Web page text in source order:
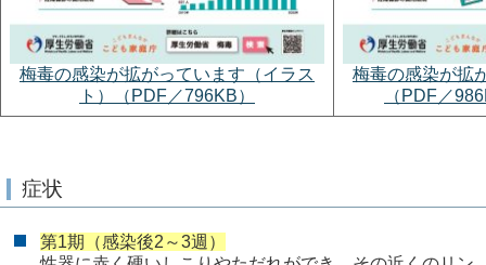
梅毒の感染が拡がっています（イラス
ト）（PDF／796KB）
梅毒の感染が拡
（PDF／
症状
第1期（感染後2～3週）